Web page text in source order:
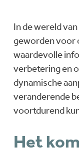
In de wereld
geworden voor
waardevolle
verbetering en
dynamische
veranderende
voortdurend
Het